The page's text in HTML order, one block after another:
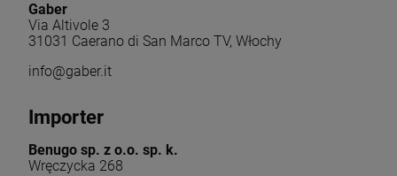
Gaber
Via Altivole 3
31031 Caerano di San Marco TV, Włochy
info@gaber.it
Importer
Benugo sp. z o.o. sp. k.
Wręczycka 268